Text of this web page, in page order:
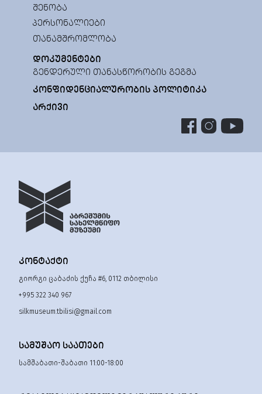
ᲨᲔᲜᲝᲑᲐ
ᲞᲔᲠᲡᲝᲜᲐᲚᲘᲔᲑᲘ
ᲗᲐᲜᲐᲛᲨᲠᲝᲛᲚᲝᲑᲐ
ᲓᲝᲙᲣᲛᲔᲜᲢᲔᲑᲘ
ᲒᲔᲜᲓᲔᲠᲣᲚᲘ ᲗᲐᲜᲐᲡᲬᲝᲠᲝᲑᲘᲡ ᲒᲔᲒᲛᲐ
ᲙᲝᲜᲤᲘᲓᲔᲜᲪᲘᲐᲚᲣᲠᲝᲑᲘᲡ ᲞᲝᲚᲘᲢᲘᲙᲐ
ᲐᲠᲥᲘᲕᲘ
ᲙᲝᲜᲢᲐᲥᲢᲘ
გიორგი ცაბაძის ქუჩა #6, 0112 თბილისი
+995 322 340 967
silkmuseum.tbilisi@gmail.com
ᲡᲐᲛᲣᲨᲐᲝ ᲡᲐᲐᲗᲔᲑᲘ
სამშაბათი-შაბათი 11:00-18:00